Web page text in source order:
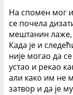
На спомен мог
се почела
мештанин лаже,
Када је и
није могао да
устао и рекао
али како им не
затвор и да је